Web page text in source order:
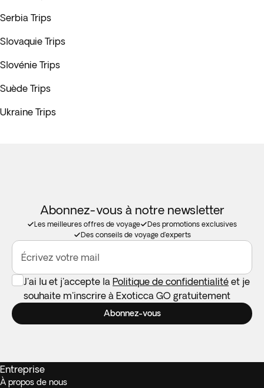
Serbia Trips
Slovaquie Trips
Slovénie Trips
Suède Trips
Ukraine Trips
Abonnez-vous à notre newsletter
Les meilleures offres de voyage
Des promotions exclusives
Des conseils de voyage d'experts
Écrivez votre mail
J'ai lu et j'accepte la Politique de confidentialité et je
souhaite m'inscrire à Exoticca GO gratuitement
Abonnez-vous
Entreprise
À propos de nous